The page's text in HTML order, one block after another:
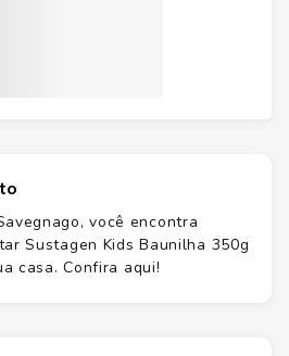
você encontra
Sustagen Kids Baunilha 350g
casa. Confira aqui!